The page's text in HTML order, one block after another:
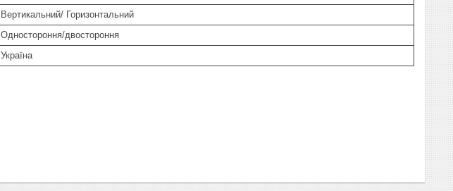
Вертикальний/ Горизонтальний
Одностороння/двостороння
Україна